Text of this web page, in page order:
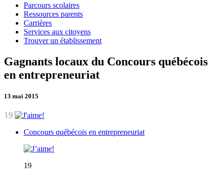
Parcours scolaires
Ressources parents
Carrières
Services aux citoyens
Trouver un établissement
Gagnants locaux du Concours québécois
en entrepreneuriat
13 mai 2015
19
Concours québécois en entrepreneuriat
19